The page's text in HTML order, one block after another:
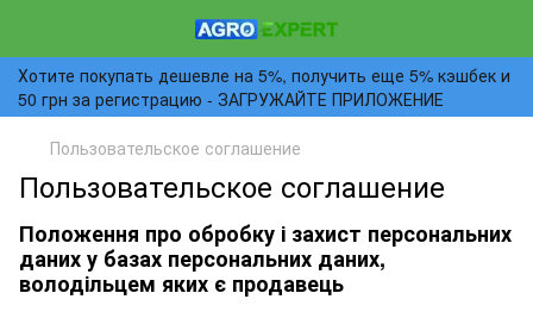
Хотите покупать дешевле на 5%, получить еще 5% кэшбек и
50 грн за регистрацию - ЗАГРУЖАЙТЕ ПРИЛОЖЕНИЕ
Пользовательское соглашение
Пользовательское соглашение
Положення про обробку і захист персональних
даних у базах персональних даних,
володільцем яких є продавець